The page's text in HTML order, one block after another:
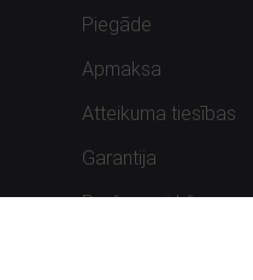
Piegāde
Apmaksa
Atteikuma tiesības
Garantija
Preču uzpirkšana